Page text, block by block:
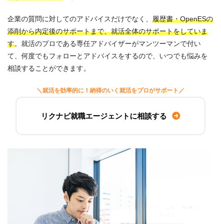
企業の質問に対してのアドバイスだけでなく、 履歴書・OpenESの
添削から内定後のサポートまで、就活全体のサポートをしていま
す。就活のプロである専任アドバイザーがマンツーマンで付い
て、何度でもフォローとアドバイスをするので、いつでも悩みを
相談することができます。
＼就活を効率的に！納得のいく就活をプロがサポート／
リクナビ就職エージェントに相談する